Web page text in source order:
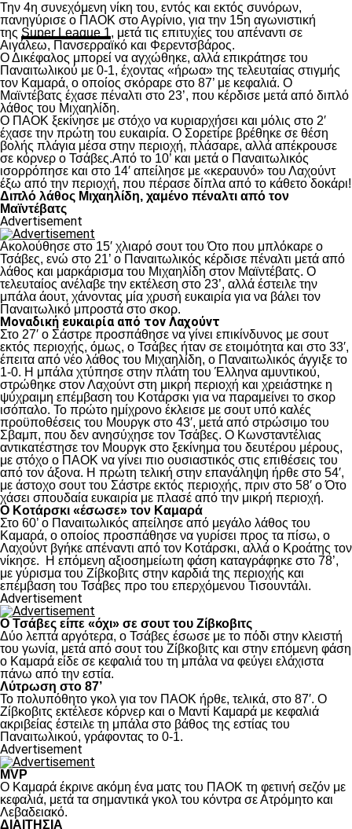
Την 4η συνεχόμενη νίκη του, εντός και εκτός συνόρων,
πανηγύρισε ο ΠΑΟΚ στο Αγρίνιο, για την 15η αγωνιστική
της Super League 1, μετά τις επιτυχίες του απέναντι σε
Αιγάλεω, Πανσερραϊκό και Φερεντσβάρος.
Ο Δικέφαλος μπορεί να αγχώθηκε, αλλά επικράτησε του
Παναιτωλικού με 0-1, έχοντας «ήρωα» της τελευταίας στιγμής
τον Καμαρά, ο οποίος σκόραρε στο 87’ με κεφαλιά. Ο
Μαϊντέβατς έχασε πέναλτι στο 23’, που κέρδισε μετά από διπλό
λάθος του Μιχαηλίδη.
Ο ΠΑΟΚ ξεκίνησε με στόχο να κυριαρχήσει και μόλις στο 2′
έχασε την πρώτη του ευκαιρία. Ο Σορετίρε βρέθηκε σε θέση
βολής πλάγια μέσα στην περιοχή, πλάσαρε, αλλά απέκρουσε
σε κόρνερ ο Τσάβες.Από το 10’ και μετά ο Παναιτωλικός
ισορρόπησε και στο 14′ απείλησε με «κεραυνό» του Λαχούντ
έξω από την περιοχή, που πέρασε δίπλα από το κάθετο δοκάρι!
Διπλό λάθος Μιχαηλίδη, χαμένο πέναλτι από τον
Μαϊντέβατς
Advertisement
Ακολούθησε στο 15′ χλιαρό σουτ του Ότο που μπλόκαρε ο
Τσάβες, ενώ στο 21’ ο Παναιτωλικός κέρδισε πέναλτι μετά από
λάθος και μαρκάρισμα του Μιχαηλίδη στον Μαϊντέβατς. Ο
τελευταίος ανέλαβε την εκτέλεση στο 23’, αλλά έστειλε την
μπάλα άουτ, χάνοντας μία χρυσή ευκαιρία για να βάλει τον
Παναιτωλικό μπροστά στο σκορ.
Μοναδική ευκαιρία από τον Λαχούντ
Στο 27′ ο Σάστρε προσπάθησε να γίνει επικίνδυνος με σουτ
εκτός περιοχής, όμως, ο Τσάβες ήταν σε ετοιμότητα και στο 33′,
έπειτα από νέο λάθος του Μιχαηλίδη, ο Παναιτωλικός άγγιξε το
1-0. Η μπάλα χτύπησε στην πλάτη του Έλληνα αμυντικού,
στρώθηκε στον Λαχούντ στη μικρή περιοχή και χρειάστηκε η
ψύχραιμη επέμβαση του Κοτάρσκι για να παραμείνει το σκορ
ισόπαλο. Το πρώτο ημίχρονο έκλεισε με σουτ υπό καλές
προϋποθέσεις του Μουργκ στο 43′, μετά από στρώσιμο του
Σβαμπ, που δεν ανησύχησε τον Τσάβες. Ο Κωνσταντέλιας
αντικατέστησε τον Μουργκ στο ξεκίνημα του δευτέρου μέρους,
με στόχο ο ΠΑΟΚ να γίνει πιο ουσιαστικός στις επιθέσεις του
από τον άξονα. Η πρώτη τελική στην επανάληψη ήρθε στο 54′,
με άστοχο σουτ του Σάστρε εκτός περιοχής, πριν στο 58′ ο Ότο
χάσει σπουδαία ευκαιρία με πλασέ από την μικρή περιοχή.
Ο Κοτάρσκι «έσωσε» τον Καμαρά
Στο 60’ ο Παναιτωλικός απείλησε από μεγάλο λάθος του
Καμαρά, ο οποίος προσπάθησε να γυρίσει προς τα πίσω, ο
Λαχούντ βγήκε απέναντι από τον Κοτάρσκι, αλλά ο Κροάτης τον
νίκησε. Η επόμενη αξιοσημείωτη φάση καταγράφηκε στο 78’,
με γύρισμα του Ζίβκοβιτς στην καρδιά της περιοχής και
επέμβαση του Τσάβες προ του επερχόμενου Τισουντάλι.
Advertisement
Ο Τσάβες είπε «όχι» σε σουτ του Ζίβκοβιτς
Δύο λεπτά αργότερα, ο Τσάβες έσωσε με το πόδι στην κλειστή
του γωνία, μετά από σουτ του Ζίβκοβιτς και στην επόμενη φάση
ο Καμαρά είδε σε κεφαλιά του τη μπάλα να φεύγει ελάχιστα
πάνω από την εστία.
Λύτρωση στο 87’
Το πολυπόθητο γκολ για τον ΠΑΟΚ ήρθε, τελικά, στο 87′. Ο
Ζίβκοβιτς εκτέλεσε κόρνερ και ο Μαντί Καμαρά με κεφαλιά
ακριβείας έστειλε τη μπάλα στο βάθος της εστίας του
Παναιτωλικού, γράφοντας το 0-1.
Advertisement
MVP
Ο Καμαρά έκρινε ακόμη ένα ματς του ΠΑΟΚ τη φετινή σεζόν με
κεφαλιά, μετά τα σημαντικά γκολ του κόντρα σε Ατρόμητο και
Λεβαδειακό.
ΔΙΑΙΤΗΣΙΑ